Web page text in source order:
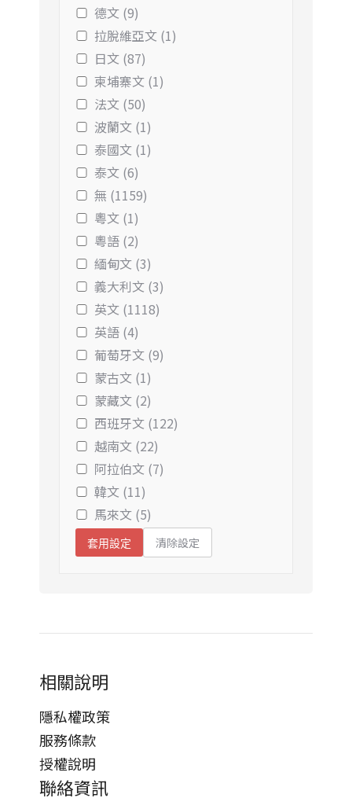
德文 (9)
拉脫維亞文 (1)
日文 (87)
柬埔寨文 (1)
法文 (50)
波蘭文 (1)
泰國文 (1)
泰文 (6)
無 (1159)
粵文 (1)
粵語 (2)
緬甸文 (3)
義大利文 (3)
英文 (1118)
英語 (4)
葡萄牙文 (9)
蒙古文 (1)
蒙藏文 (2)
西班牙文 (122)
越南文 (22)
阿拉伯文 (7)
韓文 (11)
馬來文 (5)
套用設定 清除設定
相關說明
隱私權政策
服務條款
授權說明
聯絡資訊